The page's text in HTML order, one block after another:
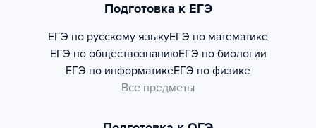
Подготовка к ЕГЭ
ЕГЭ по русскому языкуЕГЭ по математике
ЕГЭ по обществознаниюЕГЭ по биологии
ЕГЭ по информатикеЕГЭ по физике
Все предметы